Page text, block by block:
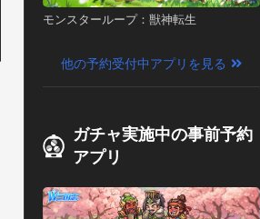
モンスターループ：獣神転生
他の予約受付中アプリを見る
ガチャ実施中の事前予約
アプリ